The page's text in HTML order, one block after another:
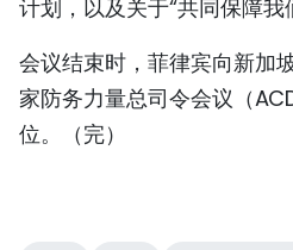
计划，以及关于“共同保障我
会议结束时，菲律宾向新加
家防务力量总司令会议（
位。（完）